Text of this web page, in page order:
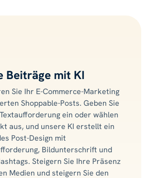
Beiträge mit KI
Sie Ihr E-Commerce-Marketing
Shoppable-Posts. Geben Sie
ein oder wählen
aus, und unsere KI erstellt ein
Post-Design mit
Bildunterschrift und
Steigern Sie Ihre Präsenz
Medien und steigern Sie den